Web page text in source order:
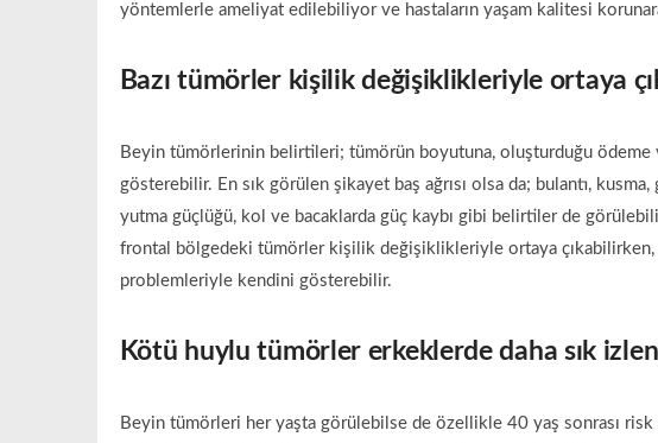
yöntemlerle ameliyat edilebiliyor ve hastaların yaşam kalitesi
Bazı tümörler kişilik değişiklikleriyle ortaya
Beyin tümörlerinin belirtileri; tümörün boyutuna, oluşturduğu
gösterebilir. En sık görülen şikayet baş ağrısı olsa da; bulantı,
yutma güçlüğü, kol ve bacaklarda güç kaybı gibi belirtiler de
frontal bölgedeki tümörler kişilik değişiklikleriyle ortaya
problemleriyle kendini gösterebilir.
Kötü huylu tümörler erkeklerde daha sık
Beyin tümörleri her yaşta görülebilse de özellikle 40 yaş sonrası risk